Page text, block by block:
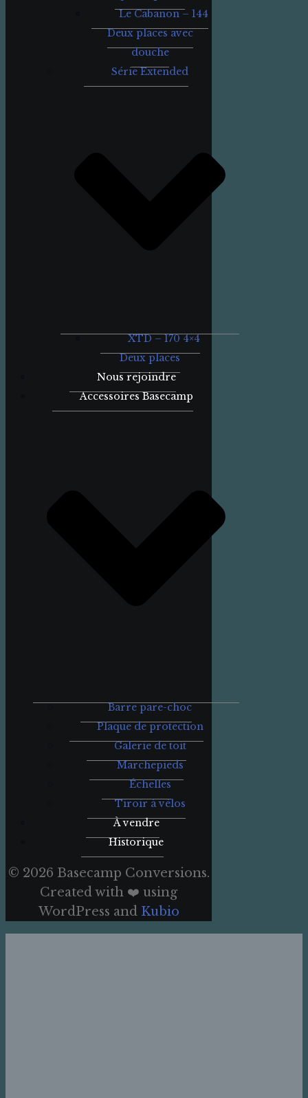
Le Cabanon – 144
Deux places avec
douche
Série Extended
XTD – 170 4×4
Deux places
Nous rejoindre
Accessoires Basecamp
Barre pare-choc
Plaque de protection
Galerie de toit
Marchepieds
Échelles
Tiroir à vélos
À vendre
Historique
© 2026 Basecamp Conversions.
Created with ❤️ using
WordPress and Kubio